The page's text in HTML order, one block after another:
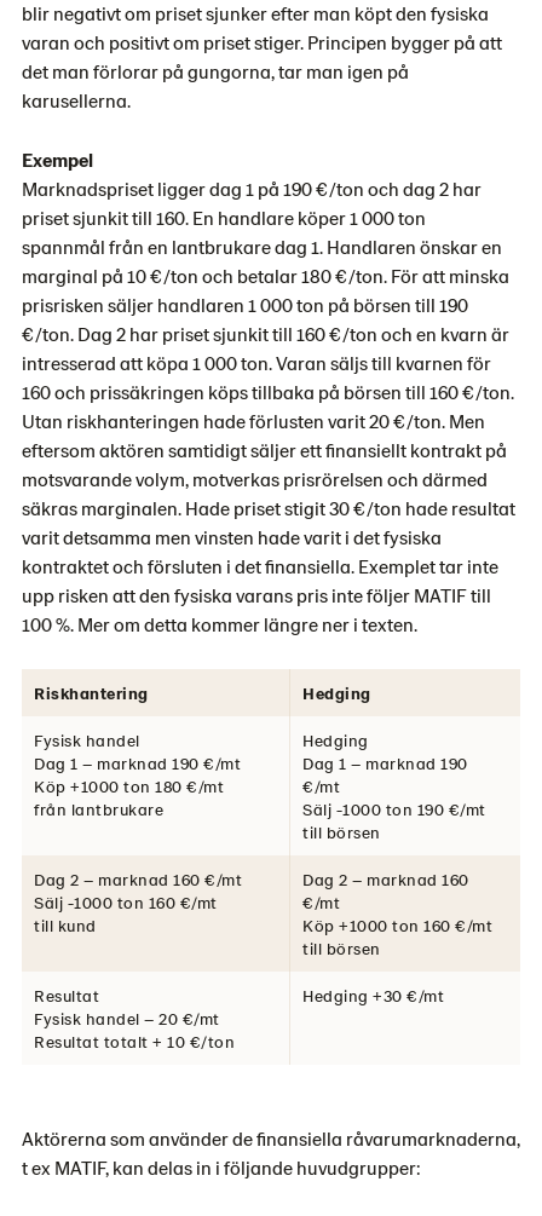
blir negativt om priset sjunker efter man köpt den fysiska
varan och positivt om priset stiger. Principen bygger på att
det man förlorar på gungorna, tar man igen på
karusellerna.
Exempel
Marknadspriset ligger dag 1 på 190 €/ton och dag 2 har
priset sjunkit till 160. En handlare köper 1 000 ton
spannmål från en lantbrukare dag 1. Handlaren önskar en
marginal på 10 €/ton och betalar 180 €/ton. För att minska
prisrisken säljer handlaren 1 000 ton på börsen till 190
€/ton. Dag 2 har priset sjunkit till 160 €/ton och en kvarn är
intresserad att köpa 1 000 ton. Varan säljs till kvarnen för
160 och prissäkringen köps tillbaka på börsen till 160 €/ton.
Utan riskhanteringen hade förlusten varit 20 €/ton. Men
eftersom aktören samtidigt säljer ett finansiellt kontrakt på
motsvarande volym, motverkas prisrörelsen och därmed
säkras marginalen. Hade priset stigit 30 €/ton hade resultat
varit detsamma men vinsten hade varit i det fysiska
kontraktet och försluten i det finansiella. Exemplet tar inte
upp risken att den fysiska varans pris inte följer MATIF till
100 %. Mer om detta kommer längre ner i texten.
Riskhantering Hedging
Fysisk handel
Dag 1 – marknad 190 €/mt
Köp +1000 ton 180 €/mt
från lantbrukare
Hedging
Dag 1 – marknad 190
€/mt
Sälj -1000 ton 190 €/mt
till börsen
Dag 2 – marknad 160 €/mt
Sälj -1000 ton 160 €/mt
till kund
Dag 2 – marknad 160
€/mt
Köp +1000 ton 160 €/mt
till börsen
Resultat
Fysisk handel – 20 €/mt
Resultat totalt + 10 €/ton
Hedging +30 €/mt
Aktörerna som använder de finansiella råvarumarknaderna,
t ex MATIF, kan delas in i följande huvudgrupper: